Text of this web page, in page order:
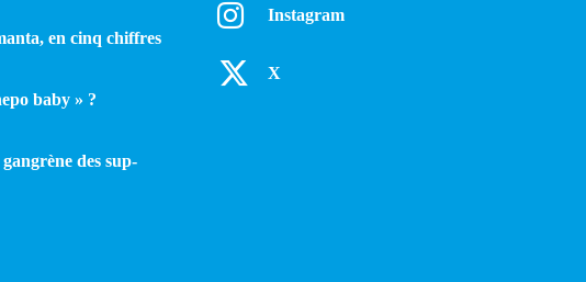
en cinq chiffres
baby » ?
des sup­
Instagram
X